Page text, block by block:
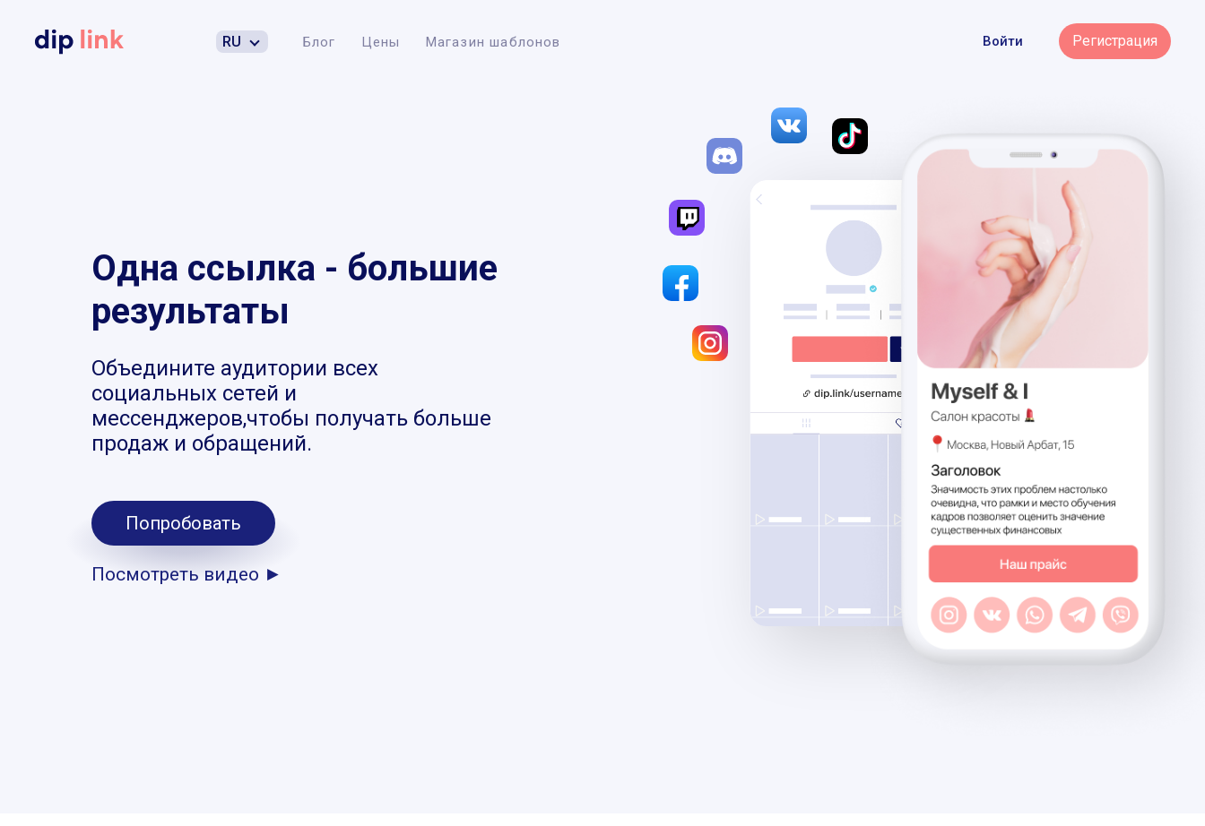
RU Блог Цены Магазин шаблонов Войти Регистрация
Одна ссылка - большие
результаты
Объедините аудитории всех
социальных сетей и
мессенджеров,чтобы получать больше
продаж и обращений.
Попробовать
Посмотреть видео ►